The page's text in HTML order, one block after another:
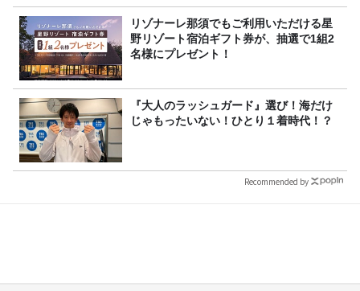
リゾナーレ那須でもご利用いただける星
野リゾート宿泊ギフト券が、抽選で1組2
名様にプレゼント！
『大人のラッシュガード』選び！海だけ
じゃもったいない！ひとり１着時代！？
Recommended by